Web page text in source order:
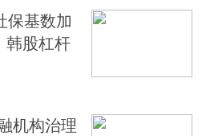
保基数加
韩股杠杆
机构治理